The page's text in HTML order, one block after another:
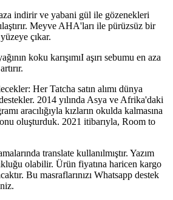
indirir ve yabani gül ile gözenekleri
Meyve AHA'ları ile pürüzsüz bir
çıkar.
koku karışımıI aşırı sebumu en aza
Her Tatcha satın alımı dünya
2014 yılında Asya ve Afrika'daki
aracılığıyla kızların okulda kalmasına
oluşturduk. 2021 itibarıyla, Room to
translate kullanılmıştır. Yazım
olabilir. Ürün fiyatına haricen kargo
Bu masraflarınızı Whatsapp destek